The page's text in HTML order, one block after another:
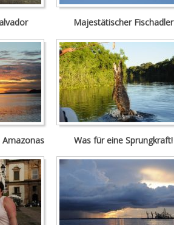
Majestätischer Fischadler
Was für eine Sprungkraft!